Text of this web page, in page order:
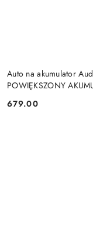
Auto na akumulator
POWIĘKSZONY
Cena:
679.00